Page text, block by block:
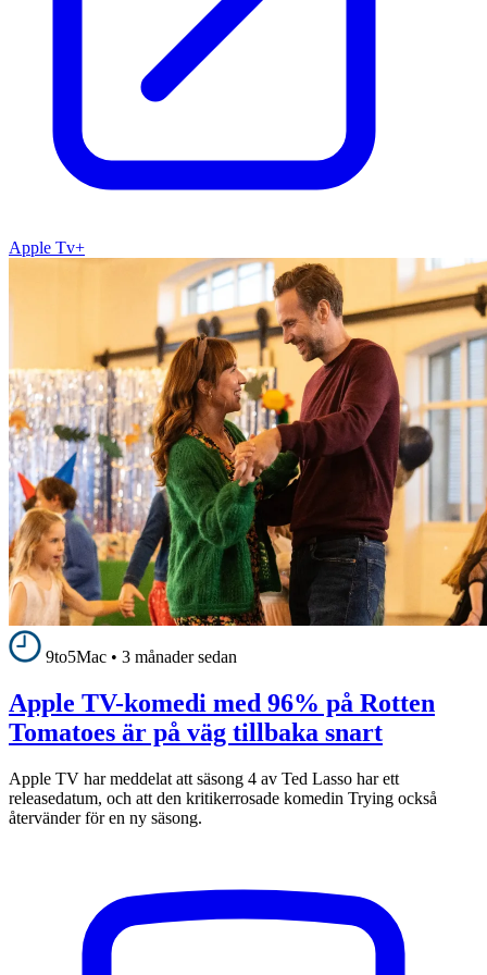
Apple Tv+
9to5Mac • 3 månader sedan
Apple TV-komedi med 96% på Rotten
Tomatoes är på väg tillbaka snart
Apple TV har meddelat att säsong 4 av Ted Lasso har ett
releasedatum, och att den kritikerrosade komedin Trying också
återvänder för en ny säsong.